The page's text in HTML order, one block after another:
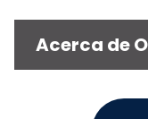
Acerca de